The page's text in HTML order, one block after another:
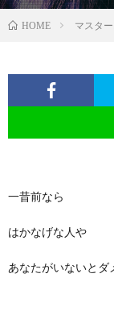
HOME マスタ
一昔前なら
はかなげな人や
あなたがいないとダ